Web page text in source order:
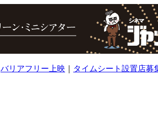
バリアフリー上映 タイムシート設置店募